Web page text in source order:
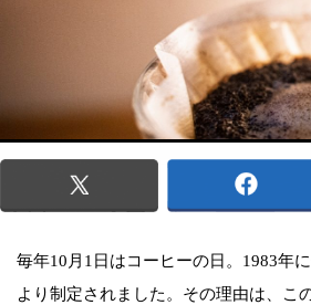
毎年10月1日はコーヒーの日。1983年
より制定されました。その理由は、こ